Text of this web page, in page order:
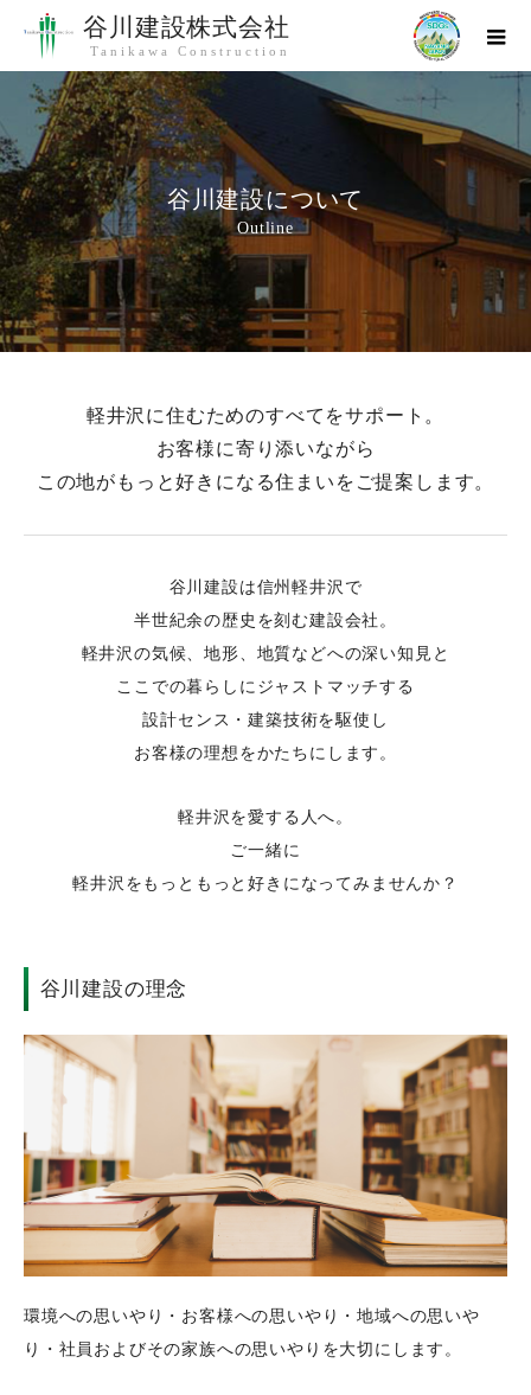
谷川建設株式会社
Tanikawa Construction
谷川建設について
Outline
軽井沢に住むためのすべてをサポート。
お客様に寄り添いながら
この地がもっと好きになる住まいをご提案します。
谷川建設は信州軽井沢で
半世紀余の歴史を刻む建設会社。
軽井沢の気候、地形、地質などへの深い知見と
ここでの暮らしにジャストマッチする
設計センス・建築技術を駆使し
お客様の理想をかたちにします。
軽井沢を愛する人へ。
ご一緒に
軽井沢をもっともっと好きになってみませんか？
谷川建設の理念
環境への思いやり・お客様への思いやり・地域への思いや
り・社員およびその家族への思いやりを大切にします。